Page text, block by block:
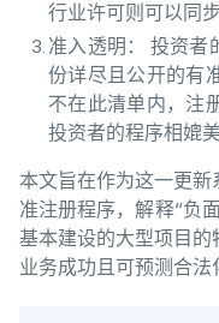
行业许可则可以同
准入透明： 投资
份详尽且公开的有
不在此清单内，注
投资者的程序相媲美
本文旨在作为这一更
准注册程序，解释“负
基本建设的大型项目
业务成功且可预测合法